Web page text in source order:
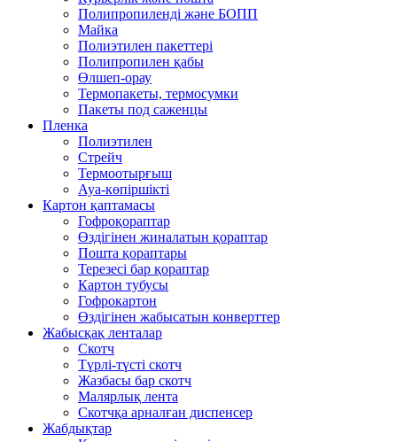
Полипропиленді және БОПП
Майка
Полиэтилен пакеттері
Полипропилен қабы
Өлшеп-орау
Термопакеты, термосумки
Пакеты под саженцы
Пленка
Полиэтилен
Стрейч
Термоотырғыш
Ауа-көпіршікті
Картон қаптамасы
Гофроқораптар
Өздігінен жиналатын қораптар
Пошта қораптары
Терезесі бар қораптар
Картон тубусы
Гофрокартон
Өздігінен жабысатын конверттер
Жабысқақ ленталар
Скотч
Түрлі-түсті скотч
Жазбасы бар скотч
Малярлық лента
Скотчқа арналған диспенсер
Жабдықтар